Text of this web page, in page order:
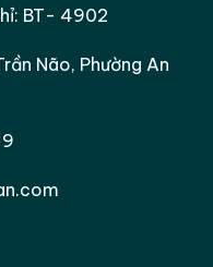
BT- 4902
Não, Phường An